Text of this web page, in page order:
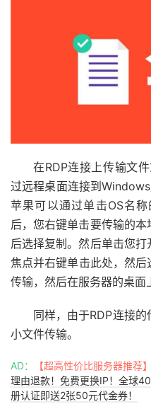
在RDP连接上传输文
过远程桌面连接到
苹果可以通过单击OS名
后，您右键单击要传输的
后选择复制。然后单击您
焦点并右键单击此处，然
传输，然后在服务器的桌面
同样，由于RDP连接
小文件传输。
AD： 【超高性价比服务器推荐】
理由退款！免费更换IP！全球
册认证即送2张50元代金券！